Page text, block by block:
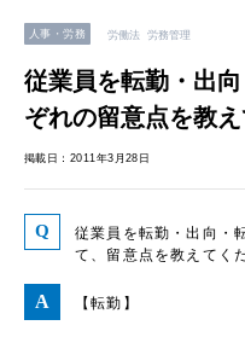
人事・労務 労働法 労務管理
従業員を転勤・出
ぞれの留意点を教え
掲載日：2011年3月28日
従業員を転勤・出向・
て、留意点を教えてく
【転勤】